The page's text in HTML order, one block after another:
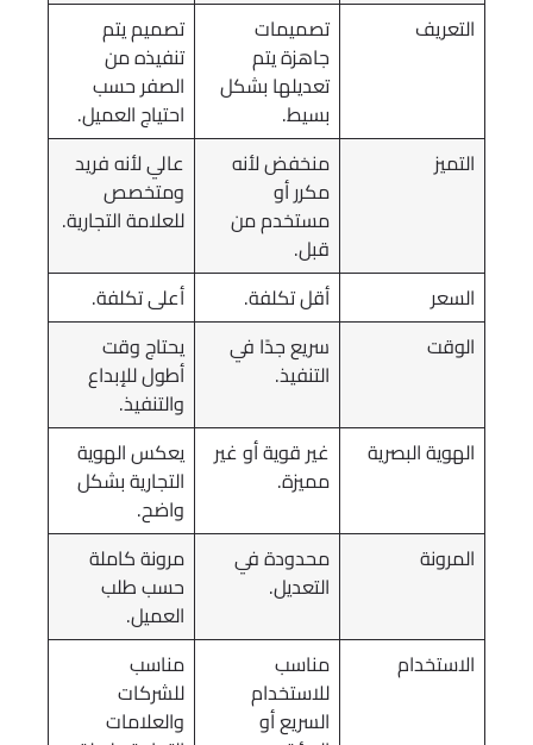
التعريف
تصميمات
جاهزة يتم
تعديلها بشكل
بسيط.
تصميم يتم
تنفيذه من
الصفر حسب
احتياج العميل.
التميز
منخفض لأنه
مكرر أو
مستخدم من
قبل.
عالي لأنه فريد
ومتخصص
للعلامة التجارية.
السعر أقل تكلفة.
أعلى تكلفة.
الوقت
سريع جدًا في
التنفيذ.
يحتاج وقت
أطول للإبداع
والتنفيذ.
الهوية البصرية
غير قوية أو غير
مميزة.
يعكس الهوية
التجارية بشكل
واضح.
المرونة
محدودة في
التعديل.
مرونة كاملة
حسب طلب
العميل.
الاستخدام
مناسب
للاستخدام
السريع أو
مناسب
للشركات
والعلامات